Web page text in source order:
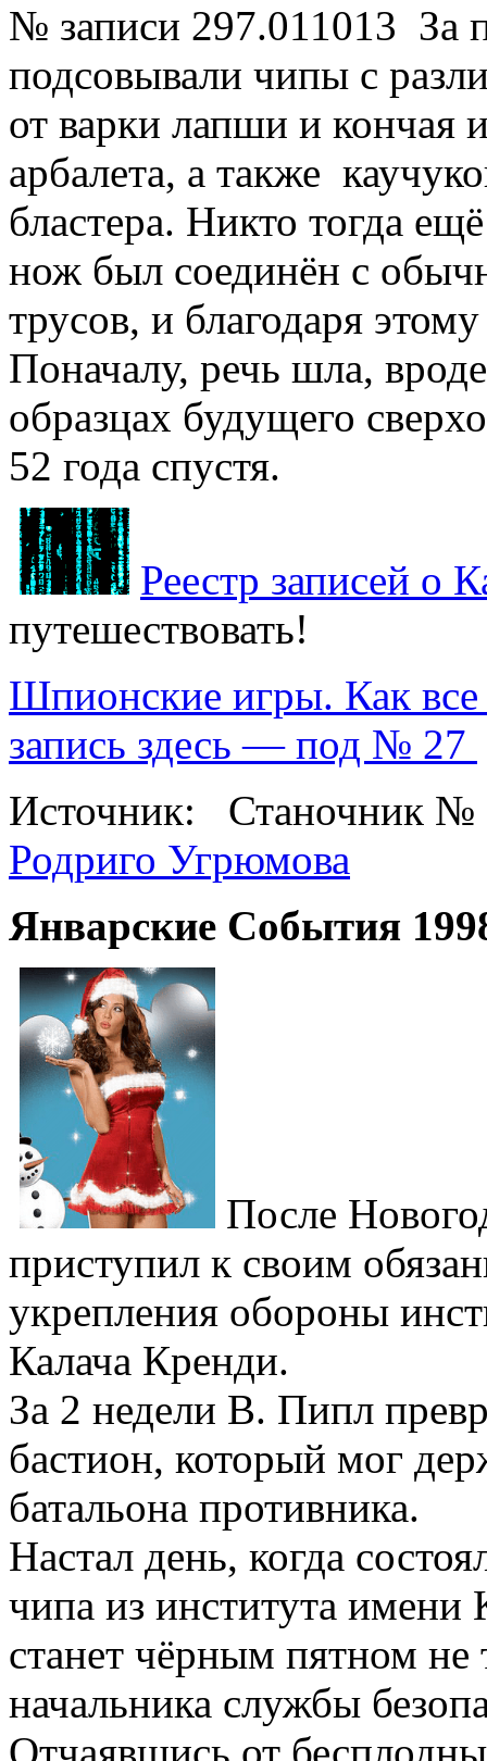
№ записи 297.011013 За
подсовывали чипы с
от варки лапши и кончая
арбалета, а также
бластера. Никто тогда
нож был соединён с
трусов, и благодаря
Поначалу, речь шла,
образцах будущего
52 года спустя.
Реестр записей о
путешествовать!
Шпионские игры. Как все
запись здесь — под № 27
Источник: Станочник №
Родриго Угрюмова
Январские События
После
приступил к своим
укрепления обороны
Калача Кренди.
За 2 недели В. Пипл
бастион, который мог
батальона противника.
Настал день, когда
чипа из института имени
станет чёрным пятном не
начальника службы
Отчаявшись от